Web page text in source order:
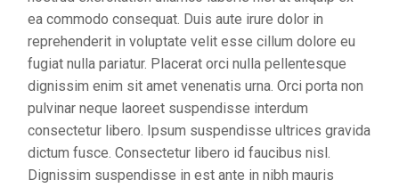
ea commodo consequat. Duis aute irure dolor in
reprehenderit in voluptate velit esse cillum dolore eu
fugiat nulla pariatur. Placerat orci nulla pellentesque
dignissim enim sit amet venenatis urna. Orci porta non
pulvinar neque laoreet suspendisse interdum
consectetur libero. Ipsum suspendisse ultrices gravida
dictum fusce. Consectetur libero id faucibus nisl.
Dignissim suspendisse in est ante in nibh mauris